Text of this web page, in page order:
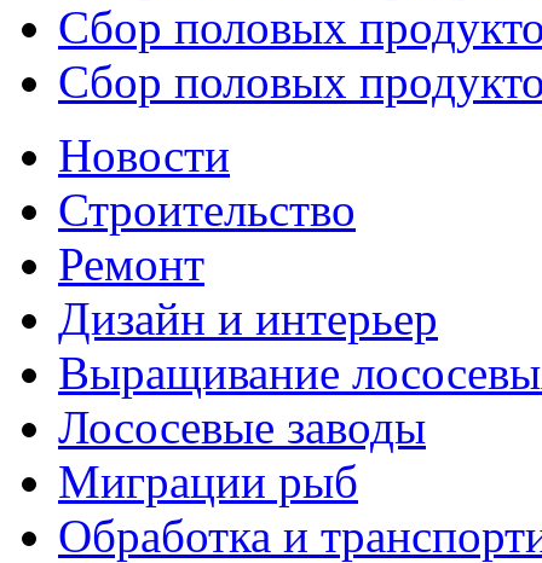
Сбор половых
Сбор половых
Новости
Строительство
Ремонт
Дизайн и интерьер
Выращивание
Лососевые заводы
Миграции рыб
Обработка и